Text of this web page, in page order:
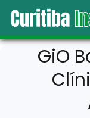
GiO